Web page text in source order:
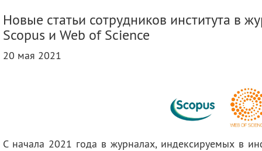
Научные подразделения
Прочие подразделения
Издательская
Гранты
Научные школы
советы
Новые статьи сотрудников института в
Scopus и Web of Science
20 мая 2021
С начала 2021 года в журналах, индексируемых в